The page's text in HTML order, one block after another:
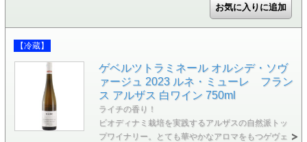
【冷蔵】
ゲベルツトラミネール オルシデ・ソヴ
ァージュ 2023 ルネ・ミューレ フラン
ス アルザス 白ワイン 750ml
ライチの香り！
ビオディナミ栽培を実践するアルザスの自然派トッ
プワイナリー。とても華やかなアロマをもつゲヴェ